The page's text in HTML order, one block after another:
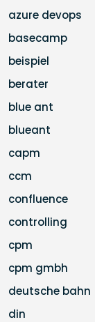
azure devops
basecamp
beispiel
berater
blue ant
blueant
capm
ccm
confluence
controlling
cpm
cpm gmbh
deutsche bahn
din